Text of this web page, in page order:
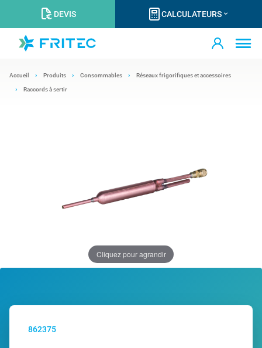
DEVIS CALCULATEURS
Accueil Produits Consommables Réseaux frigorifiques et accessoires
Raccords à sertir
Cliquez pour agrandir
862375